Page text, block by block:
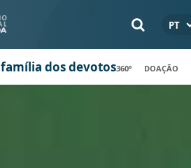
PT
família dos devotos360º DOAÇÃO